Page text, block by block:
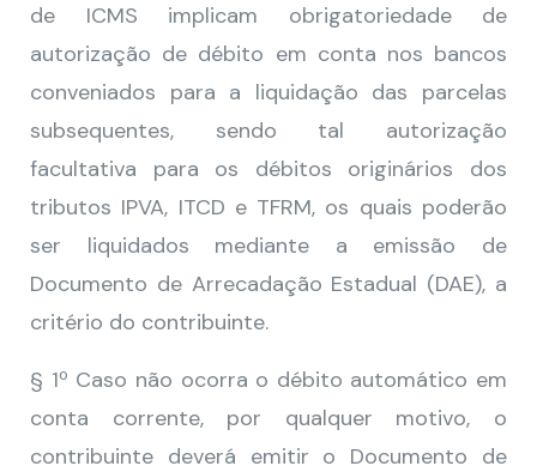
de ICMS implicam obrigatoriedade de
autorização de débito em conta nos bancos
conveniados para a liquidação das parcelas
subsequentes, sendo tal autorização
facultativa para os débitos originários dos
tributos IPVA, ITCD e TFRM, os quais poderão
ser liquidados mediante a emissão de
Documento de Arrecadação Estadual (DAE), a
critério do contribuinte.
§ 1º Caso não ocorra o débito automático em
conta corrente, por qualquer motivo, o
contribuinte deverá emitir o Documento de